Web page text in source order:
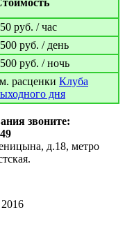
руб. / час
руб. / день
руб. / ночь
расценки Клуба
дня
звоните:
д.18, метро